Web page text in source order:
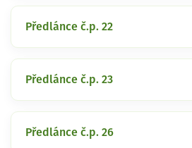
Předlánce č.p. 22
Předlánce č.p. 23
Předlánce č.p. 26